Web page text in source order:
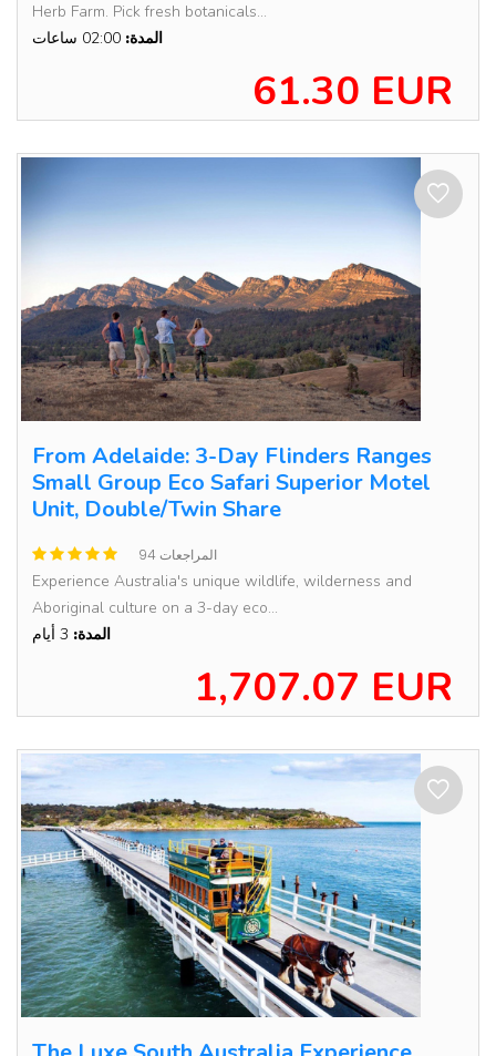
Herb Farm. Pick fresh botanicals...
المدة:
61.30 EUR
From Adelaide: 3-Day Flinders Ranges
Small Group Eco Safari Superior Motel
Unit, Double/Twin Share
94 المراجعات
Experience Australia's unique wildlife, wilderness and
Aboriginal culture on a 3-day eco...
المدة:
1,707.07 EUR